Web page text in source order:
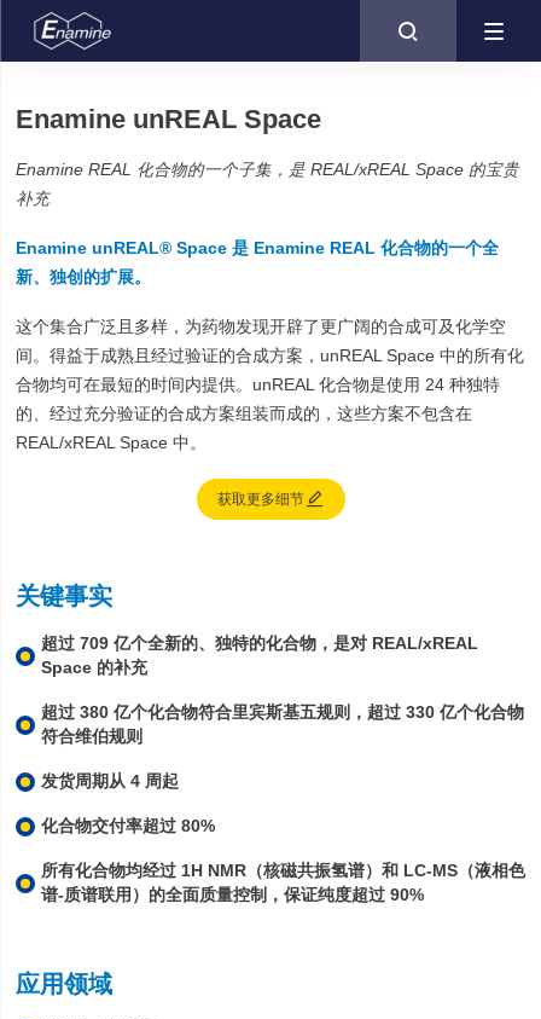

Enamine unREAL Space
Enamine REAL 化合物的一个子集，是 REAL/xREAL Space 的宝贵
补充
Enamine unREAL® Space 是 Enamine REAL 化合物的一个全
新、独创的扩展。
这个集合广泛且多样，为药物发现开辟了更广阔的合成可及化学空
间。得益于成熟且经过验证的合成方案，unREAL Space 中的所有化
合物均可在最短的时间内提供。unREAL 化合物是使用 24 种独特
的、经过充分验证的合成方案组装而成的，这些方案不包含在
REAL/xREAL Space 中。
获取更多细节
关键事实
超过 709 亿个全新的、独特的化合物，是对 REAL/xREAL
Space 的补充
超过 380 亿个化合物符合里宾斯基五规则，超过 330 亿个化合物
符合维伯规则
发货周期从 4 周起
化合物交付率超过 80%
所有化合物均经过 1H NMR（核磁共振氢谱）和 LC-MS（液相色
谱-质谱联用）的全面质量控制，保证纯度超过 90%
应用领域